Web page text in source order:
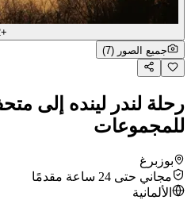
+2
جميع الصور (7)
رحلة لندر لينده إلى
للمجموعات
بوزبرغ
مجاني حتى 24 ساعة مقدمًا
الألمانية